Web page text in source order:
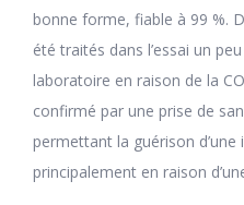
bonne forme, fiable à 99 %.
été traités dans l’essai un
laboratoire en raison de la
confirmé par une prise de
permettant la guérison
principalement en raison